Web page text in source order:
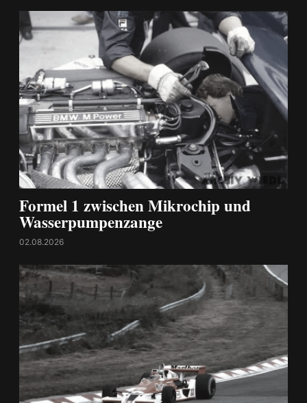
Formel 1 zwischen Mikrochip und
Wasserpumpenzange
02.08.2026